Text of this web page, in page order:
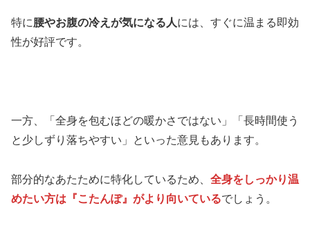
特に腰やお腹の冷えが気になる人には、すぐに温まる即効
性が好評です。
一方、「全身を包むほどの暖かさではない」「長時間使う
と少しずり落ちやすい」といった意見もあります。
部分的なあたために特化しているため、 全身をしっかり温
めたい方は『こたんぽ』がより向いているでしょう。